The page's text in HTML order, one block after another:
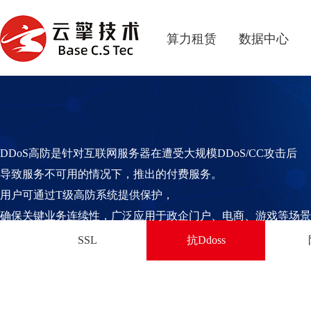
算力租赁 数据中心
DDoS高防是针对互联网服务器在遭受大规模DDoS/CC攻击后
导致服务不可用的情况下，推出的付费服务。
用户可通过T级高防系统提供保护，
确保关键业务连续性，广泛应用于政企门户、电商、游戏等场
SSL 抗Ddoss